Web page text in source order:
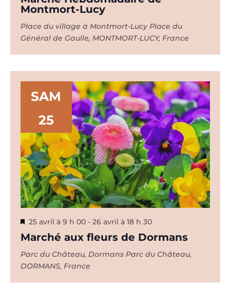
Montmort-Lucy
Place du village à Montmort-LucyPlace du
Général de Gaulle, MONTMORT-LUCY, France
SAM
25
Marché aux fleurs de Dormans
Mis
en
25 avril à 9 h 00- 26 avril à 18 h 30
Parc du Château, Dormans Parc du Château,
DORMANS, France